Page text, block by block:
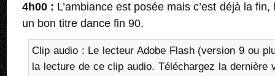
4h00 : L’ambiance est posée mais c’est déjà la
un bon titre dance fin 90.
Clip audio : Le lecteur Adobe Flash (version 9 ou
la lecture de ce clip audio. Téléchargez la dernière